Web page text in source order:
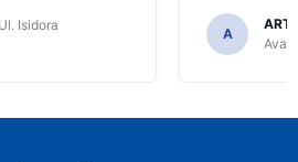
Isidora
A